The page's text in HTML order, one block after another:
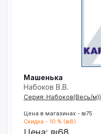
Машенька
Набоков В.В.
Серия: Набоков(Весь/м))
Цена в магазинах - ₪75
Скидка - 10 % (₪8)